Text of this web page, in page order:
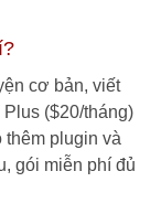
cơ bản, viết
Plus ($20/tháng)
thêm plugin và
gói miễn phí đủ